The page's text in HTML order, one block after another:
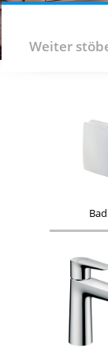
Weiter